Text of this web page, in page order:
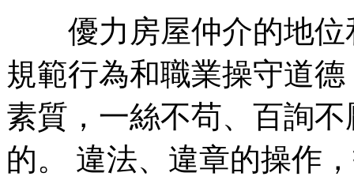
優力房屋仲介的地位
規範行為和職業操守道
素質，一絲不苟、百詢
的。 違法、違章的操作